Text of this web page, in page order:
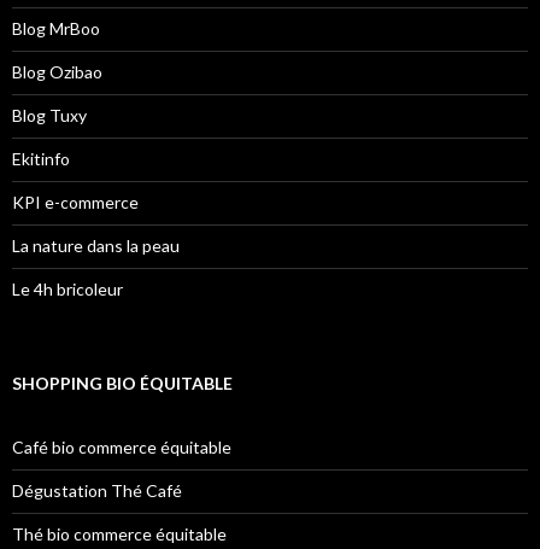
Blog MrBoo
Blog Ozibao
Blog Tuxy
Ekitinfo
KPI e-commerce
La nature dans la peau
Le 4h bricoleur
SHOPPING BIO ÉQUITABLE
Café bio commerce équitable
Dégustation Thé Café
Thé bio commerce équitable